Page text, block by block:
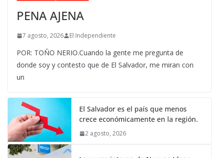
PENA AJENA
7 agosto, 2026 El Independiente
POR: TOÑO NERIO.Cuando la gente me pregunta de
donde soy y contesto que de El Salvador, me miran con
un
El Salvador es el país que menos
crece económicamente en la región.
2 agosto, 2026